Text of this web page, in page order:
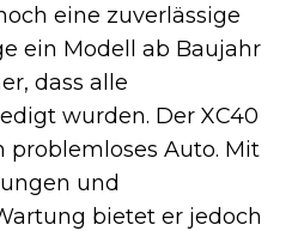
eine zuverlässige
ein Modell ab Baujahr
dass alle
wurden. Der XC40
Auto. Mit
und
bietet er jedoch